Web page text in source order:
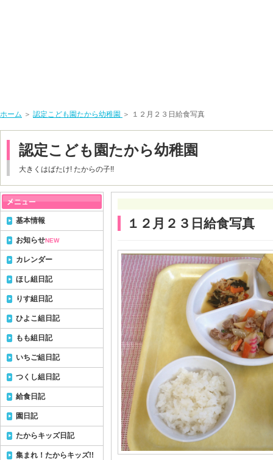
ホーム ＞ 認定こども園たから幼稚園 ＞ １２月２３日給食写真
認定こども園たから幼稚園
大きくはばたけ! たからの子!!
１２月２３日給食写真
基本情報
お知らせNEW
カレンダー
ほし組日記
りす組日記
ひよこ組日記
もも組日記
いちご組日記
つくし組日記
給食日記
園日記
たからキッズ日記
集まれ！たからキッズ!!